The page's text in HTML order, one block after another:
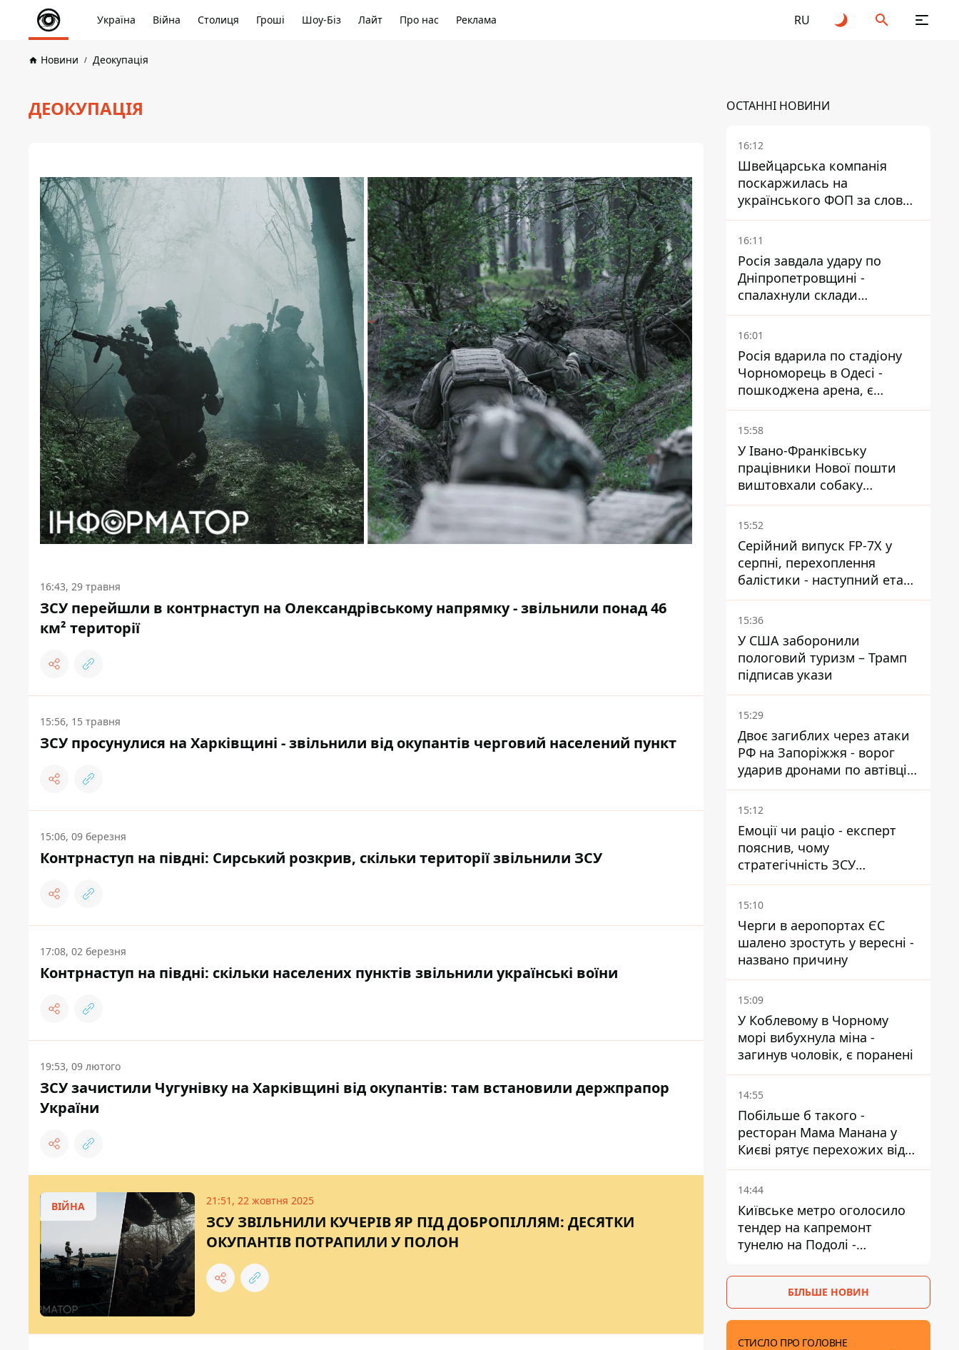
Україна Війна Столиця Гроші Шоу-Біз Лайт Про нас Реклама RU
Новини Деокупація
ДЕОКУПАЦІЯ
16:43, 29 травня
ЗСУ перейшли в контрнаступ на Олександрівському напрямку - звільнили понад 46
км² території
15:56, 15 травня
ЗСУ просунулися на Харківщині - звільнили від окупантів черговий населений пункт
15:06, 09 березня
Контрнаступ на півдні: Сирський розкрив, скільки території звільнили ЗСУ
17:08, 02 березня
Контрнаступ на півдні: скільки населених пунктів звільнили українські воїни
19:53, 09 лютого
ЗСУ зачистили Чугунівку на Харківщині від окупантів: там встановили держпрапор
України
ВІЙНА 21:51, 22 жовтня 2025
ЗСУ ЗВІЛЬНИЛИ КУЧЕРІВ ЯР ПІД ДОБРОПІЛЛЯМ: ДЕСЯТКИ
ОКУПАНТІВ ПОТРАПИЛИ У ПОЛОН
ОСТАННІ НОВИНИ
16:12
Швейцарська компанія
поскаржилась на
українського ФОП за слова
SUN SCRIPTION на упаковці
крему - АМКУ наклав штраф
16:11
Росія завдала удару по
Дніпропетровщині -
спалахнули склади
логістичної компанії
16:01
Росія вдарила по стадіону
Чорноморець в Одесі -
пошкоджена арена, є
постраждалий
15:58
У Івано-Франківську
працівники Нової пошти
виштовхали собаку
шваброю у 37-градусну
спеку — реакція компанії
15:52
Серійний випуск FP-7X у
серпні, перехоплення
балістики - наступний етап -
Fire Point конкретизувало
плани
15:36
У США заборонили
пологовий туризм – Трамп
підписав укази
15:29
Двоє загиблих через атаки
РФ на Запоріжжя - ворог
ударив дронами по автівці
та селищу
15:12
Емоції чи раціо - експерт
пояснив, чому
стратегічність ЗСУ
важливіша за емоційні
атаки РФ
15:10
Черги в аеропортах ЄС
шалено зростуть у вересні -
названо причину
15:09
У Коблевому в Чорному
морі вибухнула міна -
загинув чоловік, є поранені
14:55
Побільше б такого -
ресторан Мама Манана у
Києві рятує перехожих від
спеки
14:44
Київське метро оголосило
тендер на капремонт
тунелю на Подолі -
БІЛЬШЕ НОВИН
СТИСЛО ПРО ГОЛОВНЕ